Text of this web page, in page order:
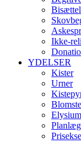
Ikke-
YDELSER
Kister
Urner